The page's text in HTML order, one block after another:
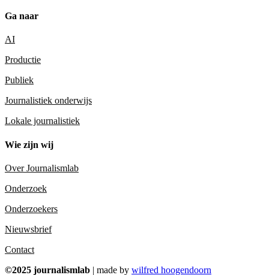
Ga naar
AI
Productie
Publiek
Journalistiek onderwijs
Lokale journalistiek
Wie zijn wij
Over Journalismlab
Onderzoek
Onderzoekers
Nieuwsbrief
Contact
©2025 journalismlab | made by wilfred hoogendoorn